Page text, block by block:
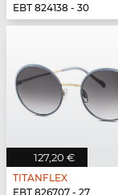
EBT 824138 - 30
127,20 €
TITANFLEX
EBT 826707 - 27